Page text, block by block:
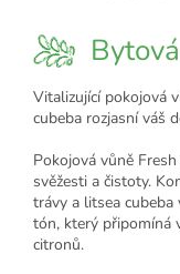
Vitalizující pokojová
cubeba rozjasní váš
Pokojová vůně
svěžesti a čistoty.
trávy a litsea cubeba
tón, který připomíná
citronů.